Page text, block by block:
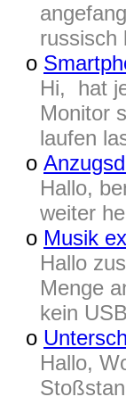
russisch
o
Hi, hat
Monitor
laufen
o
Hallo,
weiter
o Musik
Hallo
Menge
kein
o
Hallo,